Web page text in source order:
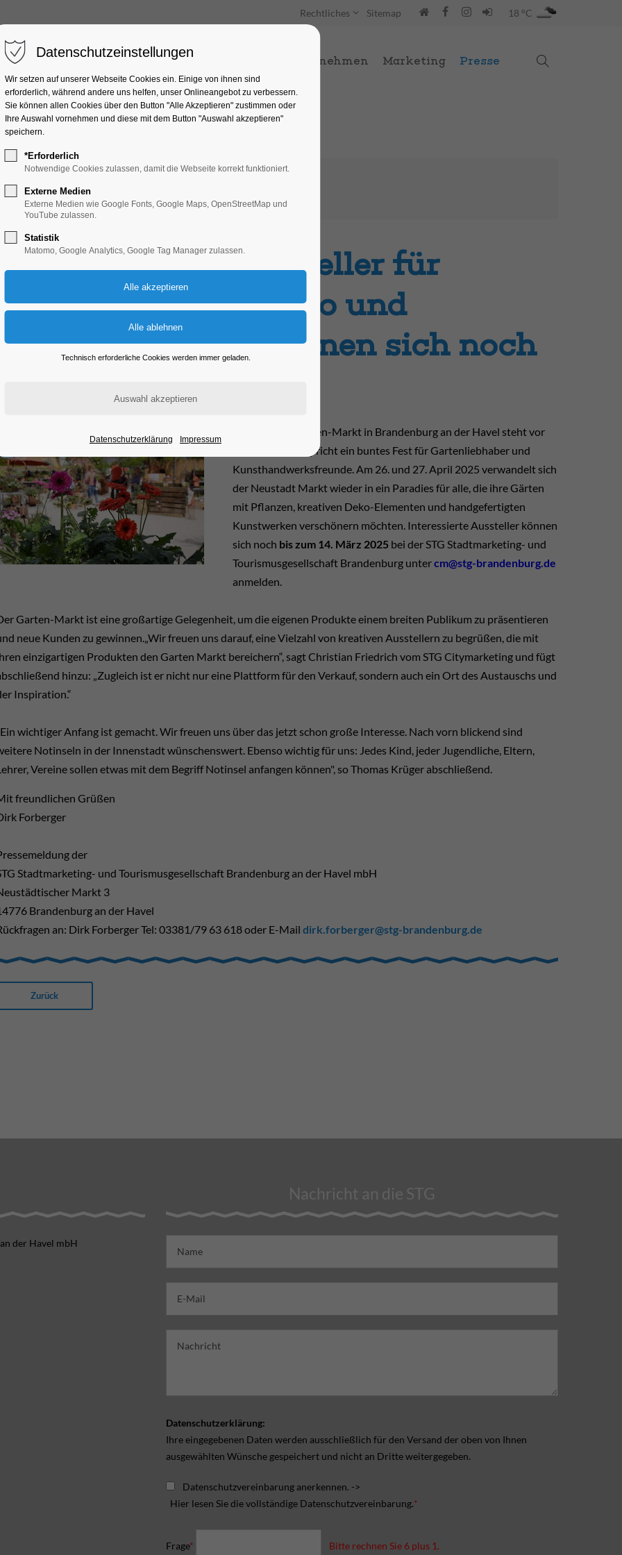
Rechtliches Sitemap 18 °C
Unternehmen Marketing Presse
27.02.2025 11:36
Garten Markt: Aussteller für
Pflanzen, Gartendeko und
Kunsthandwerk können sich noch
Der beliebte Garten-Markt in Brandenburg an der Havel steht vor
der Tür und verspricht ein buntes Fest für Gartenliebhaber und
Kunsthandwerksfreunde. Am 26. und 27. April 2025 verwandelt sich
der Neustadt Markt wieder in ein Paradies für alle, die ihre Gärten
mit Pflanzen, kreativen Deko-Elementen und handgefertigten
Kunstwerken verschönern möchten. Interessierte Aussteller können
sich noch bis zum 14. März 2025 bei der STG Stadtmarketing- und
Tourismusgesellschaft Brandenburg untercm@stg-brandenburg.de
anmelden.
Garten-Markt ist eine großartige Gelegenheit, um die eigenen Produkte einem breiten Publikum zu präsentieren
neue Kunden zu gewinnen.„Wir freuen uns darauf, eine Vielzahl von kreativen Ausstellern zu begrüßen, die mit
einzigartigen Produkten den Garten Markt bereichern“, sagt Christian Friedrich vom STG Citymarketing und fügt
hinzu: „Zugleich ist er nicht nur eine Plattform für den Verkauf, sondern auch ein Ort des Austauschs und
Inspiration.“
wichtiger Anfang ist gemacht. Wir freuen uns über das jetzt schon große Interesse. Nach vorn blickend sind
Notinseln in der Innenstadt wünschenswert. Ebenso wichtig für uns: Jedes Kind, jeder Jugendliche, Eltern,
Vereine sollen etwas mit dem Begriff Notinsel anfangen können", so Thomas Krüger abschließend.
freundlichen Grüßen
Forberger
der
Stadtmarketing- und Tourismusgesellschaft Brandenburg an der Havel mbH
Markt 3
Brandenburg an der Havel
an: Dirk Forberger Tel: 03381/79 63 618 oder E-Mail dirk.forberger@stg-brandenburg.de
Zurück
der Havel mbH
Nachricht an die STG
Datenschutzerklärung:
Ihre eingegebenen Daten werden ausschließlich für den Versand der oben von Ihnen
ausgewählten Wünsche gespeichert und nicht an Dritte weitergegeben.
Datenschutzvereinbarung anerkennen. ->
Hier lesen Sie die vollständige Datenschutzvereinbarung.*
Frage* Bitte rechnen Sie 6 plus 1.
Datenschutzeinstellungen
Wir setzen auf unserer Webseite Cookies ein. Einige von ihnen sind
erforderlich, während andere uns helfen, unser Onlineangebot zu verbessern.
Sie können allen Cookies über den Button "Alle Akzeptieren" zustimmen oder
Ihre Auswahl vornehmen und diese mit dem Button "Auswahl akzeptieren"
speichern.
*Erforderlich
Notwendige Cookies zulassen, damit die Webseite korrekt funktioniert.
Externe Medien
Externe Medien wie Google Fonts, Google Maps, OpenStreetMap und
YouTube zulassen.
Statistik
Matomo, Google Analytics, Google Tag Manager zulassen.
Technisch erforderliche Cookies werden immer geladen.
Datenschutzerklärung Impressum